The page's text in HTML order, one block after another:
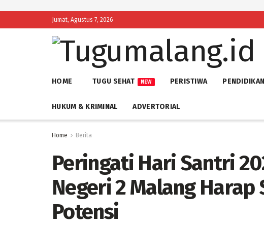
Jumat, Agustus 7, 2026
HOME TUGU SEHAT NEW PERISTIWA PENDIDIKAN
HUKUM & KRIMINAL ADVERTORIAL
Home Berita
Peringati Hari Santri
Negeri 2 Malang Harap
Potensi